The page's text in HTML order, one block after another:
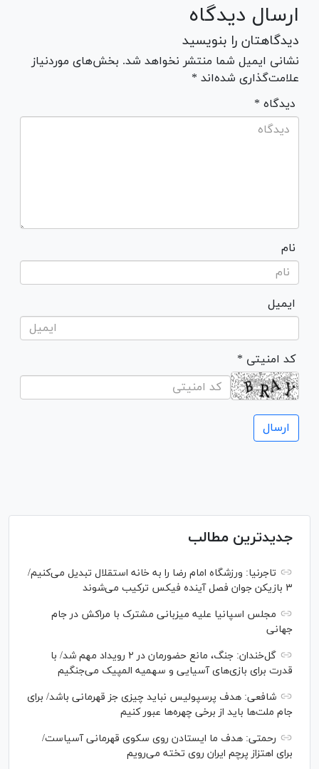
ارسال دیدگاه
دیدگاهتان را بنویسید
نشانی ایمیل شما منتشر نخواهد شد. بخش‌های موردنیاز
علامت‌گذاری شده‌اند *
* دیدگاه
نام
ایمیل
* کد امنیتی
جدیدترین مطالب
تاجرنیا: ورزشگاه امام رضا را به خانه استقلال تبدیل می‌کنیم/
۳ بازیکن جوان فصل آینده فیکس ترکیب می‌شوند
مجلس اسپانیا علیه میزبانی مشترک با مراکش در جام
جهانی
گل‌خندان: جنگ، مانع حضورمان در ۲ رویداد مهم شد/ با
قدرت برای بازی‌های آسیایی و سهمیه المپیک می‌جنگیم
شافعی: هدف پرسپولیس نباید چیزی جز قهرمانی باشد/ برای
جام ملت‌ها باید از برخی چهره‌ها عبور کنیم
رحمتی: هدف ما ایستادن روی سکوی قهرمانی آسیاست/
برای اهتزاز پرچم ایران روی تخته می‌رویم